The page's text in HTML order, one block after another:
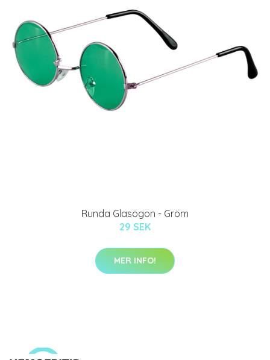
Runda Glasögon - Gröm
29 SEK
MER INFO!